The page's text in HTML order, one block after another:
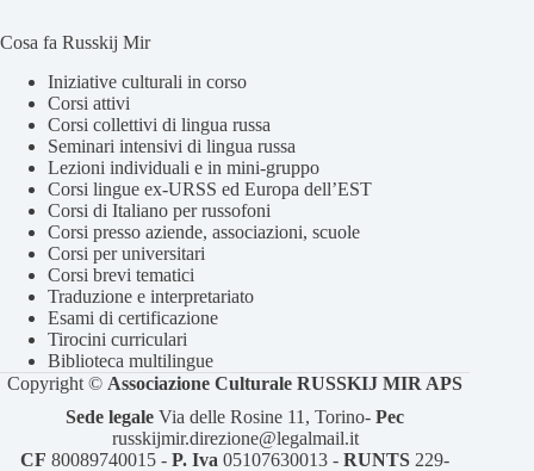
Cosa fa Russkij Mir
Iniziative culturali in corso
Corsi attivi
Corsi collettivi di lingua russa
Seminari intensivi di lingua russa
Lezioni individuali e in mini-gruppo
Corsi lingue ex-URSS ed Europa dell’EST
Corsi di Italiano per russofoni
Corsi presso aziende, associazioni, scuole
Corsi per universitari
Corsi brevi tematici
Traduzione e interpretariato
Esami di certificazione
Tirocini curriculari
Biblioteca multilingue
Copyright © Associazione Culturale RUSSKIJ MIR APS
Sede legale Via delle Rosine 11, Torino-Pec
⁠russkijmir.direzione@legalmail.it
CF 80089740015 -P. Iva 05107630013 - ⁠RUNTS 229-